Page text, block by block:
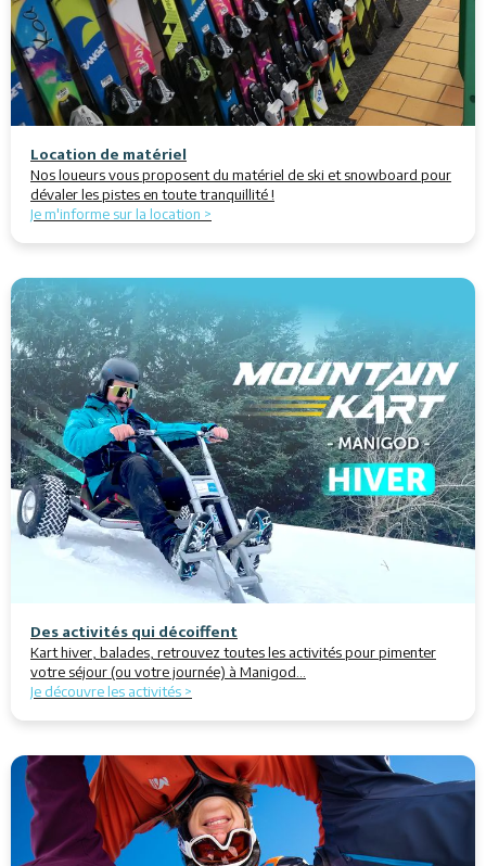
Location de matériel
Nos loueurs vous proposent du matériel de ski et snowboard pour
dévaler les pistes en toute tranquillité !
Je m'informe sur la location >
Des activités qui décoiffent
Kart hiver, balades, retrouvez toutes les activités pour pimenter
votre séjour (ou votre journée) à Manigod...
Je découvre les activités >